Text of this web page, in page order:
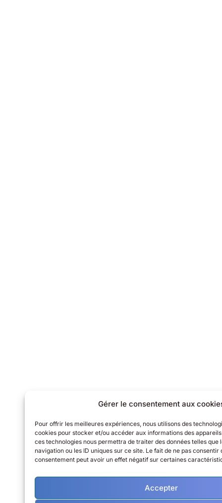
Gérer le consentement aux
Pour offrir les meilleures expériences, nous utilisons des
cookies pour stocker et/ou accéder aux informations des
ces technologies nous permettra de traiter des données telles que
navigation ou les ID uniques sur ce site. Le fait de ne pas consentir
consentement peut avoir un effet négatif sur certaines
Accepter